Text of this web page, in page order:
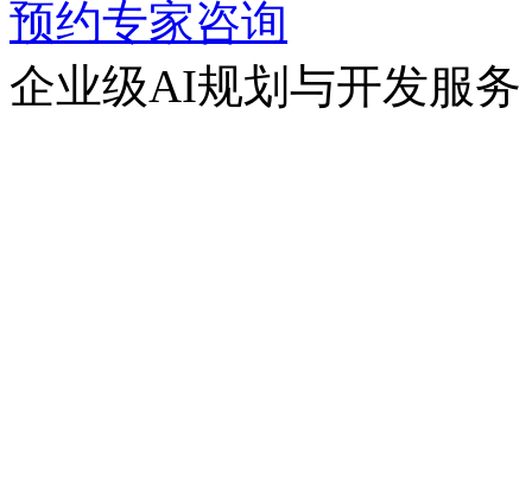
预约专家咨询
企业级AI规划与开发服务